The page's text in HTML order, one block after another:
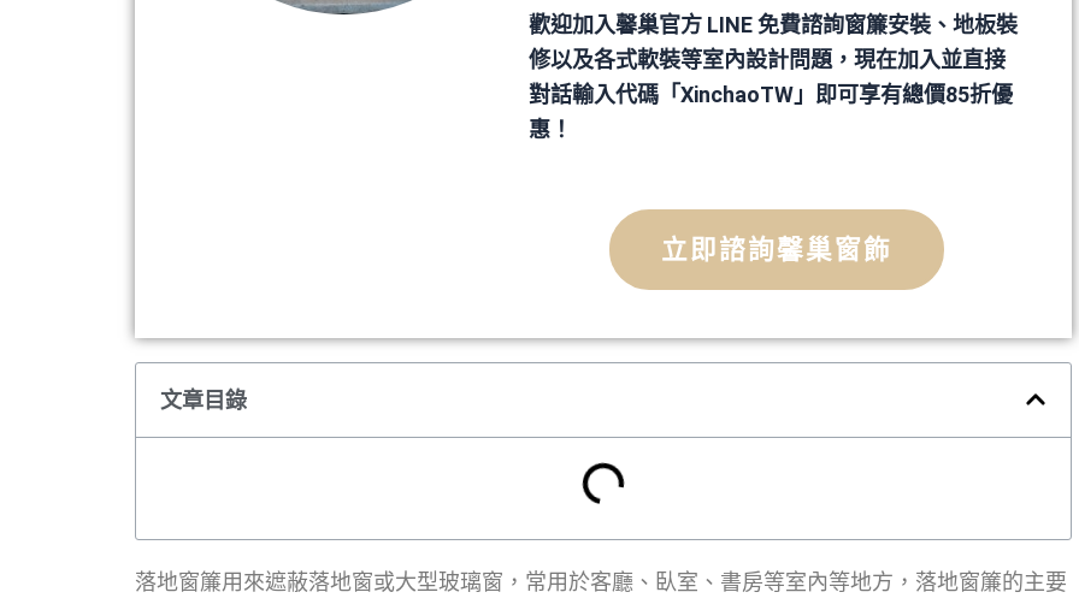
歡迎加入馨巢官方 LINE 免費諮詢窗簾安裝、地板裝
修以及各式軟裝等室內設計問題，現在加入並直接
對話輸入代碼「XinchaoTW」即可享有總價85折優
惠！
立即諮詢馨巢窗飾
文章目錄
落地窗簾用來遮蔽落地窗或大型玻璃窗，常用於客廳、臥室、書房等室內等地方，落地窗簾的主要